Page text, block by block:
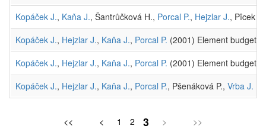
Kopáček J., Kaňa J., Šantrůčková H., Porcal P., Hejzlar J., Pîcek
Kopáček J., Hejzlar J., Kaňa J., Porcal P. (2001) Element budgets
Kopáček J., Hejzlar J., Kaňa J., Porcal P. (2001) Element budgets
Kopáček J., Hejzlar J., Kaňa J., Porcal P., Pšenáková P., Vrba J.
<< < 1 2 3 >
>>